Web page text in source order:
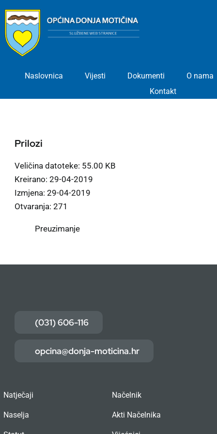
content
Naslovnica Vijesti Dokumenti
O nama
Kontakt
Prilozi
Veličina datoteke: 55.00 KB
Kreirano: 29-04-2019
Izmjena: 29-04-2019
Otvaranja: 271
Preuzimanje
(031) 606-116
opcina@donja-moticina.hr
Natječaji
Naselja
Načelnik
Akti Načelnika